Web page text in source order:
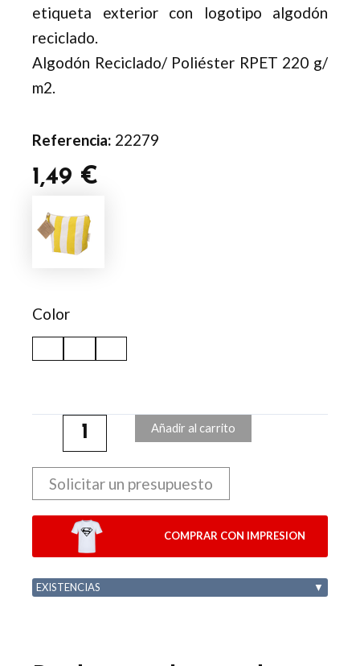
etiqueta exterior con logotipo algodón
reciclado.
Algodón Reciclado/ Poliéster RPET 220 g/
m2.
Referencia: 22279
1,49 €
Color
Neceser
Goniax
cantidad
Añadir al carrito
Solicitar un presupuesto
COMPRAR CON IMPRESION
EXISTENCIAS ▼